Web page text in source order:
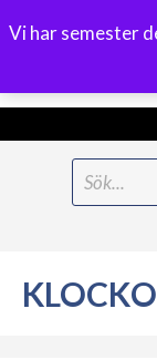
Vi har semester
Meny